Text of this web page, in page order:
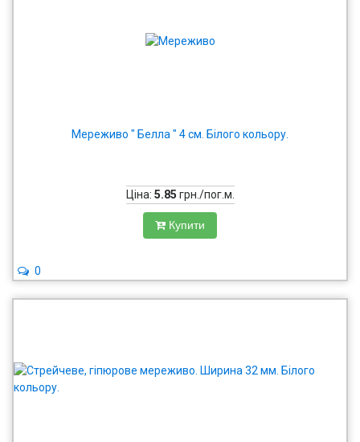
Мереживо " Белла " 4 см. Білого кольору.
Ціна: 5.85 грн./пог.м.
Купити
0